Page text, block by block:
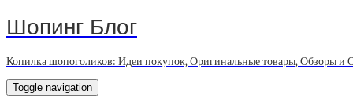
Шопинг Блог
Копилка шопоголиков: Идеи покупок, Оригинальные товары, Обзоры и
Toggle navigation